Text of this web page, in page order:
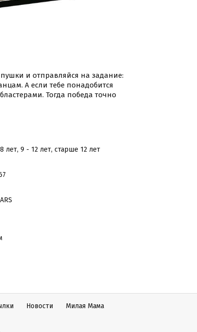
и отправляйся на задание:
А если тебе понадобится
Тогда победа точно
лет, 9 - 12 лет, старше 12 лет
Новости Милая Мама